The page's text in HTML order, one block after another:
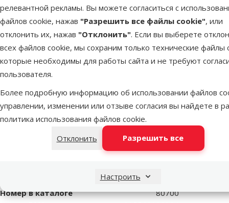
релевантной рекламы. Вы можете согласиться с
файлов cookie, нажав "Разрешить все файлы cookie", или
отклонить их, нажав "Отклонить". Если вы выберете
всех файлов cookie, мы сохраним только технические файлы
которые необходимы для работы сайта и не требуют
пользователя.
Более подробную информацию об использовании файлов
управлении, изменении или отзыве согласия вы найдете в
политика использования файлов cookie.
Отклонить
Разрешить все
Настроить
superzoo.product.detail.content
Обогреватель для аквариума – MARINA 50 W mini.
Небольшой, мощный нагреватель с регулируемой
Легкая установка температуры;
Диапазон температур нагрева: 20–28 °C;
Включает держатель на присоске для простой и безопасной
Подходит для пресноводных или морских аквариумов
Длина: 15 см.
Мощность: 50 Вт.
Аксессуары для компрессора
Номер в каталоге
80700